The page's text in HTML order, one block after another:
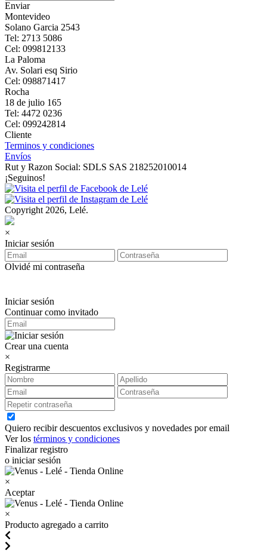
Enviar
Montevideo
Solano Garcia 2543
Tel: 2713 5086
Cel: 099812133
La Paloma
Av. Solari esq Sirio
Cel: 098871417
Rocha
18 de julio 165
Tel: 4472 0236
Cel: 099242814
Cliente
Terminos y condiciones
Envíos
Rut y Razon Social: SDLS SAS 218252010014
¡Seguinos!
Copyright 2026, Lelé.
×
Iniciar sesión
Olvidé mi contraseña
Iniciar sesión
Continuar como invitado
Crear una cuenta
×
Registrarme
Quiero recibir descuentos exclusivos y novedades por email
Ver los términos y condiciones
Finalizar registro
o iniciar sesión
×
Aceptar
×
Producto agregado a carrito